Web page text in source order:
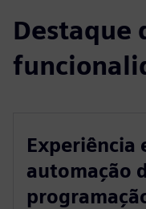
Destaque
Experiência
automação